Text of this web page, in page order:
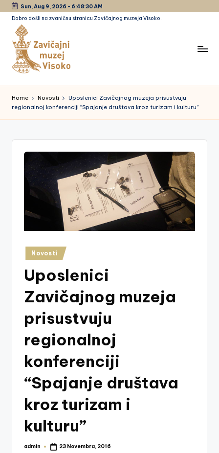
Skip
content
Sun, Aug 9, 2026 - 6:48:30 AM
Dobro došli na zvaničnu stranicu Zavičajnog muzeja Visoko.
a
vi
a
Home Novosti
Uposlenici Zavičajnog muzeja prisustvuju
regionalnoj konferenciji “Spajanje društava kroz turizam i kulturu”
Posted
in
Novosti
Uposlenici
Zavičajnog muzeja
prisustvuju
regionalnoj
konferenciji
“Spajanje društava
kroz turizam i
kulturu”
Posted
admin 23 Novembra, 2016